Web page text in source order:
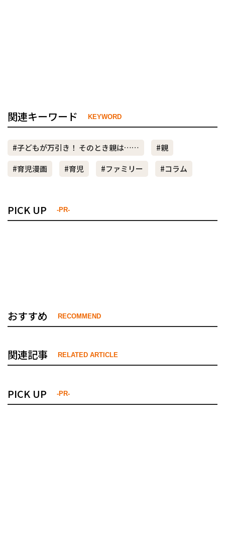
関連キーワード KEYWORD
#子どもが万引き！ そのとき親は……
#親
#育児漫画
#育児 #ファミリー #コラム
PICK UP -PR-
おすすめ RECOMMEND
関連記事 RELATED ARTICLE
PICK UP -PR-